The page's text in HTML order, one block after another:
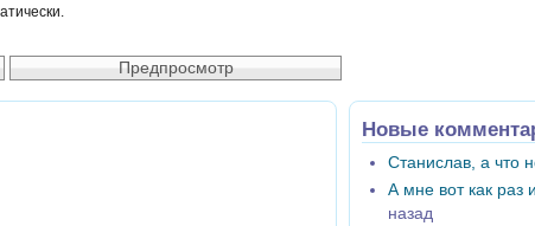
Новые
Станислав, а что
А мне вот как раз
назад